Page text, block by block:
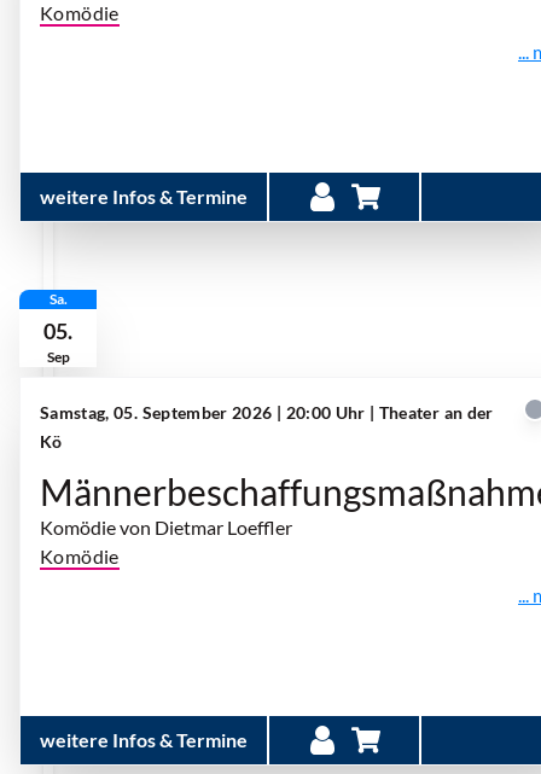
Komödie
...
weitere Infos & Termine
Sa.
05.
Sep
Samstag, 05. September 2026 | 20:00 Uhr | Theater an der
Kö
Komödie von Dietmar Loeffler
Komödie
...
weitere Infos & Termine